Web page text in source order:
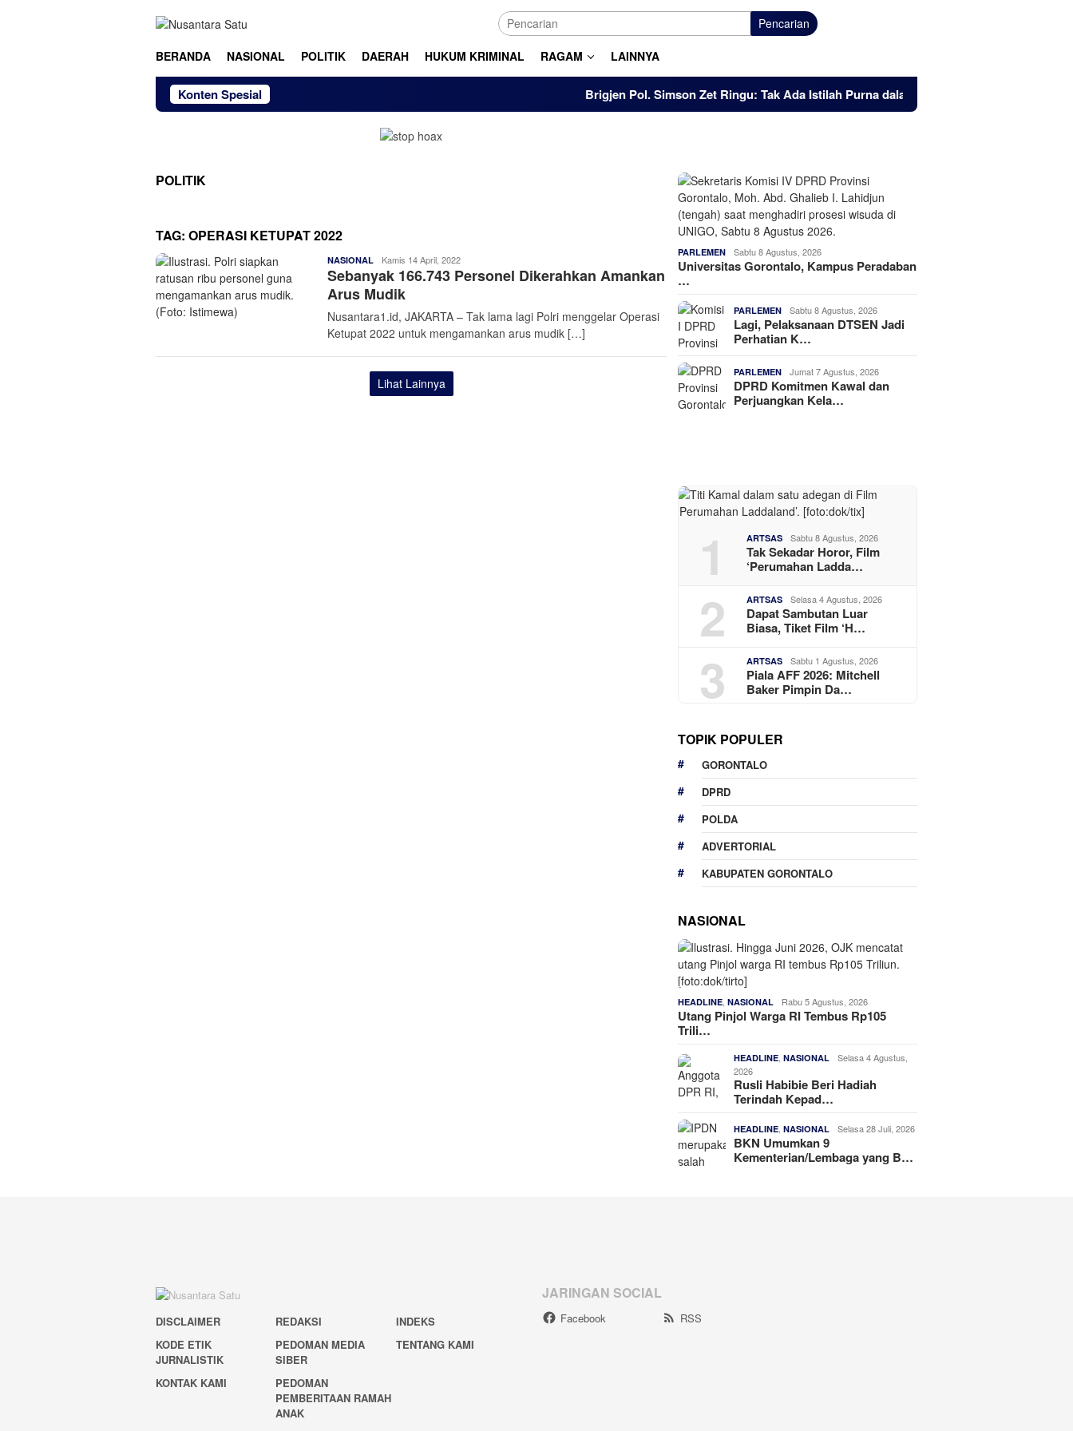
Pencarian
BERANDA NASIONAL POLITIK DAERAH HUKUM KRIMINAL RAGAM LAINNYA
Konten Spesial Brigjen Pol. Simson Zet Ringu: Tak Ada Istilah Purna dalam Semangat Pengabdian
POLITIK
TAG: OPERASI KETUPAT 2022
NASIONAL Admin
Nusantara
Kamis 14 April, 2022
Sebanyak 166.743 Personel Dikerahkan Amankan
Arus Mudik
Nusantara1.id, JAKARTA – Tak lama lagi Polri menggelar Operasi
Ketupat 2022 untuk mengamankan arus mudik […]
Lihat Lainnya
PARLEMEN Sabtu 8 Agustus, 2026
Universitas Gorontalo, Kampus Peradaban
…
PARLEMEN Sabtu 8 Agustus, 2026
Lagi, Pelaksanaan DTSEN Jadi
Perhatian K…
PARLEMEN Jumat 7 Agustus, 2026
DPRD Komitmen Kawal dan
Perjuangkan Kela…
1 ARTSAS Sabtu 8 Agustus, 2026
Tak Sekadar Horor, Film
‘Perumahan Ladda…
2 ARTSAS Selasa 4 Agustus, 2026
Dapat Sambutan Luar
Biasa, Tiket Film ‘H…
3 ARTSAS Sabtu 1 Agustus, 2026
Piala AFF 2026: Mitchell
Baker Pimpin Da…
TOPIK POPULER
GORONTALO
DPRD
POLDA
ADVERTORIAL
KABUPATEN GORONTALO
NASIONAL
HEADLINE ,NASIONAL Rabu 5 Agustus, 2026
Utang Pinjol Warga RI Tembus Rp105
Trili…
HEADLINE ,NASIONAL
Selasa 4 Agustus,
2026
Rusli Habibie Beri Hadiah
Terindah Kepad…
HEADLINE ,NASIONAL Selasa 28 Juli, 2026
BKN Umumkan 9
Kementerian/Lembaga yang B…
DISCLAIMER REDAKSI
INDEKS
KODE ETIK
JURNALISTIK
PEDOMAN MEDIA
SIBER
TENTANG KAMI
KONTAK KAMI
PEDOMAN
PEMBERITAAN RAMAH
ANAK
JARINGAN SOCIAL
Facebook RSS